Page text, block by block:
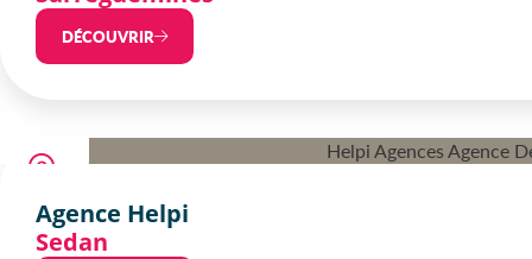
DÉCOUVRIR
Agence Helpi
Sedan